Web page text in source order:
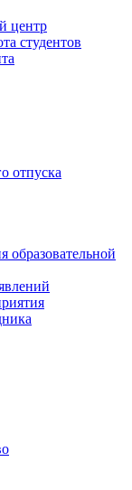
центр
студентов
отпуска
образовательной